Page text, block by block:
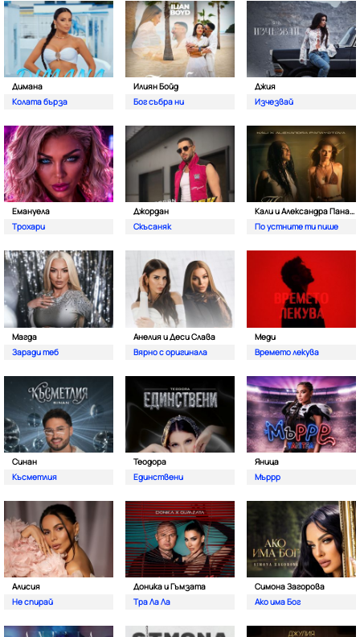
Димана
Колата бърза
Илиян Бойд
Бог събра ни
Джия
Изчезвай
Емануела
Трохари
Джордан
Скъсаняк
Кали и Александра Панайотова
По устните ти пише
Магда
Заради теб
Анелия и Деси Слава
Вярно с оригинала
Меди
Времето лекува
Синан
Късметлия
Теодора
Единствени
Яница
Мъррр
Алисия
Не спирай
Доника и Гъмзата
Тра Ла Ла
Симона Загорова
Ако има Бог